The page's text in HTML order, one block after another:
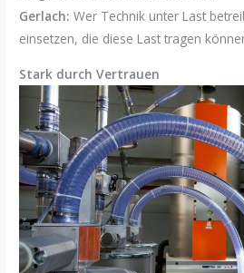
Gerlach: Wer Technik unter Last
einsetzen, die diese Last tragen
Stark durch Vertrauen